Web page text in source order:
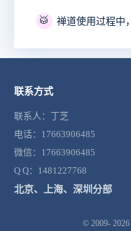
🥁
联系方式
联系人：丁芝
电话：17663906485
微信：17663906485
Q Q：1481227768
北京、上海、深圳分部
© 2009- 2026